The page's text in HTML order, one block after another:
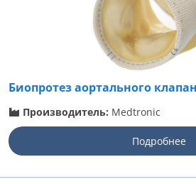
Биопротез аортального
Производитель: Medtronic
Подробнее